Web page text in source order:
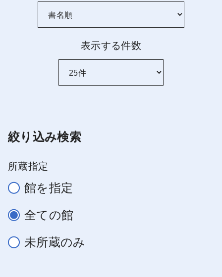
表示する件数
絞り込み検索
所蔵指定
館を指定
全ての館
未所蔵のみ